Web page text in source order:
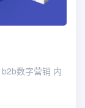
b2b数字营销 内